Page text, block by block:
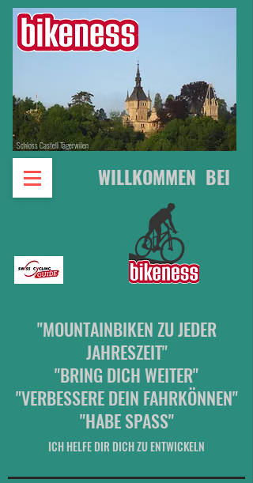
Schloss Castell Tägerwilen
WILLKOMMEN BEI
"MOUNTAINBIKEN ZU JEDER
JAHRESZEIT"
"BRING DICH WEITER"
"VERBESSERE DEIN FAHRKÖNNEN"
"HABE SPASS"
ICH HELFE DIR DICH ZU ENTWICKELN